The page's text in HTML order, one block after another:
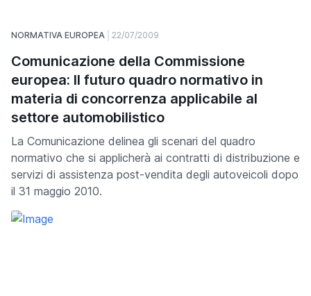
NORMATIVA EUROPEA 22/07/2009
Comunicazione della Commissione
europea: Il futuro quadro normativo in
materia di concorrenza applicabile al
settore automobilistico
La Comunicazione delinea gli scenari del quadro
normativo che si applicherà ai contratti di distribuzione e
servizi di assistenza post-vendita degli autoveicoli dopo
il 31 maggio 2010.